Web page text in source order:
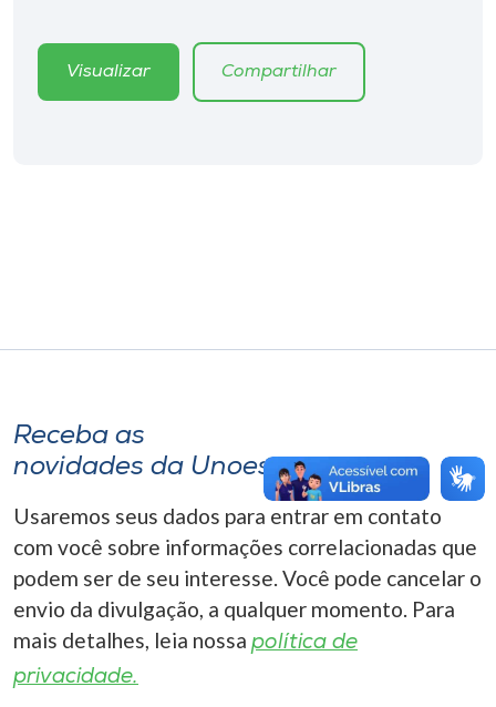
Visualizar Compartilhar
Receba as
novidades da Unoesc
Usaremos seus dados para entrar em contato
com você sobre informações correlacionadas que
podem ser de seu interesse. Você pode cancelar o
envio da divulgação, a qualquer momento. Para
mais detalhes, leia nossa política de
privacidade.